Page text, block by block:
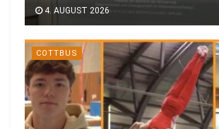
4. AUGUST 2026
COTTBUS